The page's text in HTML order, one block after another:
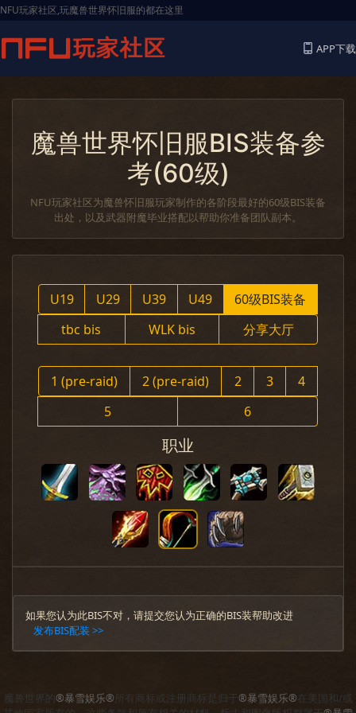
NFU玩家社区,玩魔兽世界怀旧服的都在这里
APP下载
魔兽世界怀旧服BIS装备参
考(60级)
NFU玩家社区为魔兽怀旧服玩家制作的各阶段最好的60级BIS装备
出处，以及武器附魔毕业搭配以帮助你准备团队副本。
U19 U29 U39 U49
60级BIS装备
tbc bis
WLK bis 分享大厅
1 (pre-raid) 2 (pre-raid) 2 3
4
5
6
职业
如果您认为此BIS不对，请提交您认为正确的BIS装帮助改进
发布BIS配装 >>
魔兽世界的®暴雪娱乐®所有商标或注册商标是归于®暴雪娱乐®在美国和/或